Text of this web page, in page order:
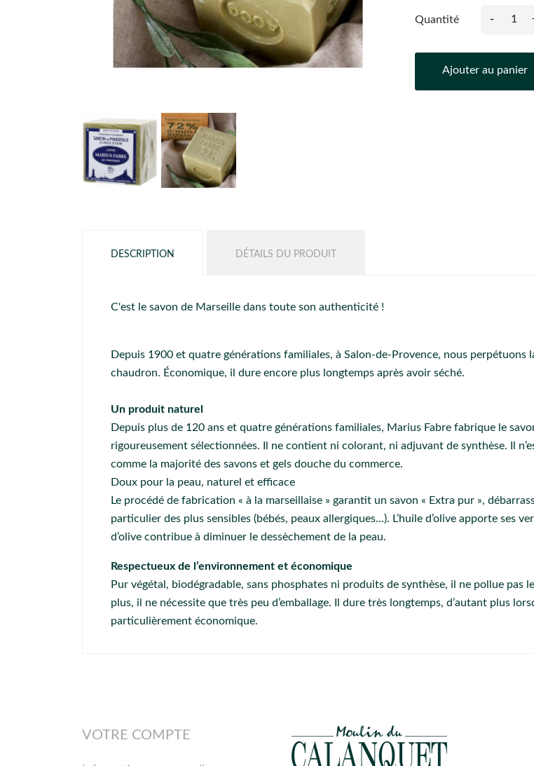
Quantité -
Ajouter au panier
DESCRIPTION DÉTAILS DU PRODUIT
C'est le savon de Marseille dans toute son authenticité !
Depuis 1900 et quatre générations familiales, à Salon-de-Provence, nous
chaudron. Économique, il dure encore plus longtemps après avoir séché.
Un produit naturel
Depuis plus de 120 ans et quatre générations familiales, Marius Fabre fabrique le
rigoureusement sélectionnées. Il ne contient ni colorant, ni adjuvant de synthèse. Il
comme la majorité des savons et gels douche du commerce.
Doux pour la peau, naturel et efficace
Le procédé de fabrication « à la marseillaise » garantit un savon « Extra pur »,
particulier des plus sensibles (bébés, peaux allergiques…). L’huile d’olive apporte ses
d’olive contribue à diminuer le dessèchement de la peau.
Respectueux de l’environnement et économique
Pur végétal, biodégradable, sans phosphates ni produits de synthèse, il ne pollue pas
plus, il ne nécessite que très peu d’emballage. Il dure très longtemps, d’autant plus
particulièrement économique.
VOTRE COMPTE